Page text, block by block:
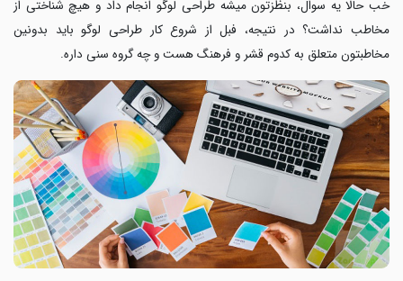
خب حالا یه سوال، بنظزتون میشه طراحی لوگو انجام داد و هیچ شناختی از
مخاطب نداشت؟ در نتیجه، فبل از شروع کار طراحی لوگو باید بدونین
مخاطبتون متعلق به کدوم قشر و فرهنگ هست و چه گروه سنی داره.